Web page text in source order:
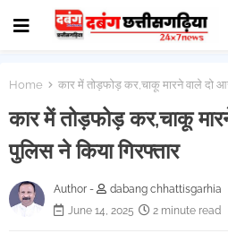
Home कार में तोड़फोड़ कर,चाकू मारने वाले दो
कार में तोड़फोड़ कर,चाकू
पुलिस ने किया गिरफ्तार
Author -
dabang chhattisgarhia
June 14, 2025
2 minute read